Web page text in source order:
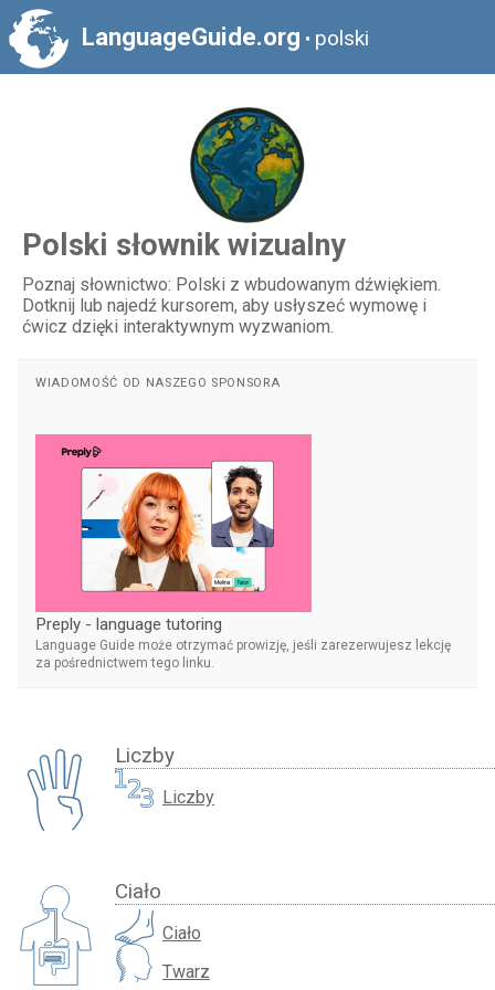
LanguageGuide.org • polski
Polski słownik wizualny
Poznaj słownictwo: Polski z wbudowanym dźwiękiem.
Dotknij lub najedź kursorem, aby usłyszeć wymowę i
ćwicz dzięki interaktywnym wyzwaniom.
Liczby
Liczby
Ciało
Ciało
Twarz
WIADOMOŚĆ OD NASZEGO SPONSORA
Preply - language tutoring
Language Guide może otrzymać prowizję, jeśli zarezerwujesz lekcję
za pośrednictwem tego linku.